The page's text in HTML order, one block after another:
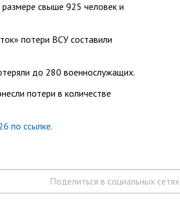
свыше 925 человек и
потери ВСУ составили
до 280 военнослужащих.
потери в количестве
по ссылке.
Поделиться в социальных сетях